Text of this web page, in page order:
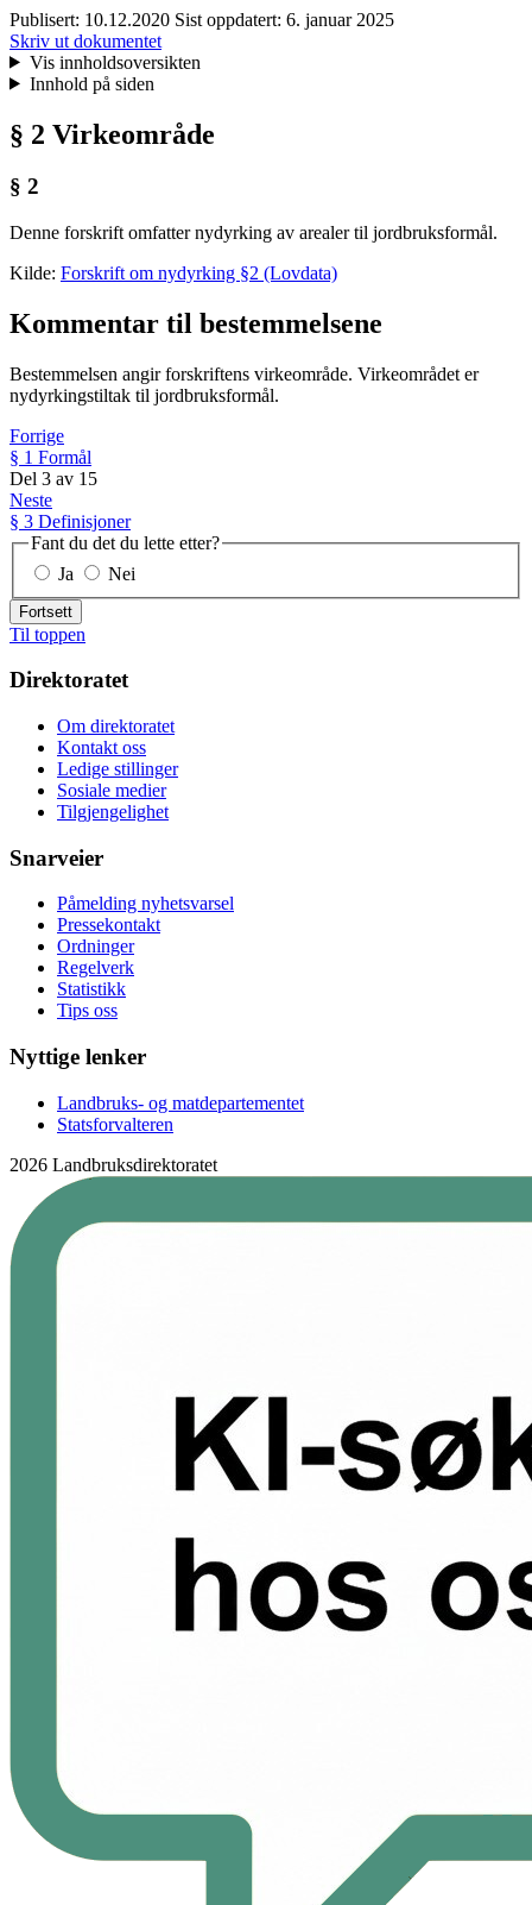
Publisert: 10.12.2020 Sist oppdatert: 6. januar 2025
Skriv ut dokumentet
Vis innholdsoversikten
Innhold på siden
§ 2 Virkeområde
§ 2
Denne forskrift omfatter nydyrking av arealer til jordbruksformål.
Kilde: Forskrift om nydyrking §2 (Lovdata)
Kommentar til bestemmelsene
Bestemmelsen angir forskriftens virkeområde. Virkeområdet er
nydyrkingstiltak til jordbruksformål.
Forrige
§ 1 Formål
Del 3 av 15
Neste
§ 3 Definisjoner
Fant du det du lette etter?
Ja
Nei
Fortsett
Til toppen
Direktoratet
Om direktoratet
Kontakt oss
Ledige stillinger
Sosiale medier
Tilgjengelighet
Snarveier
Påmelding nyhetsvarsel
Pressekontakt
Ordninger
Regelverk
Statistikk
Tips oss
Nyttige lenker
Landbruks- og matdepartementet
Statsforvalteren
2026 Landbruksdirektoratet